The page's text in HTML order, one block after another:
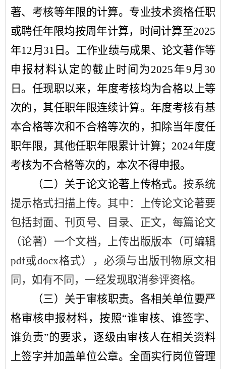
著、考核等年限的计算。 专业技术资格任职
或聘任年限均按周年计算，时间计算至2025
年12月 31 日。工作业绩与成果、论文著作等
申报材料认定的截止时间为2025年9 月 30
日。任现职以来，年度考核均为合格以上等
次的，其任职年限连续计算。年度考核有基
本合格等次和不合格等次的，扣除当年度任
职年限，其他任职年限累计计算； 2024年度
考核为不合格等次的，本次不得申报。
（二）关于论文论著上传格式。按系统
提示格式扫描上传。其中：上传论文论著要
包括封面、刊页号、目录、正文，每篇论文
（论著）一个文档，上传出版版本（可编辑
pdf或docx格式），必须与出版刊物原文相
同，如有不同，一经发现取消参评资格。
（三）关于审核职责。 各相关单位要严
格审核申报材料，按照“谁审核、谁签字、
谁负责”的要求，逐级由审核人在相关资料
上签字并加盖单位公章。全面实行岗位管理